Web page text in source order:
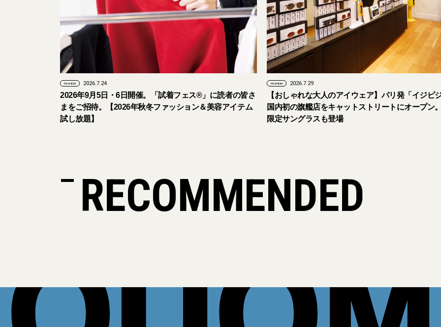
FASHION 2026.7.24
2026年9月5日・6日開催。「試着フェス®︎」に読者の皆さ
まをご招待。【2026年秋冬ファッション＆美容アイテム
試し放題】
FASHION 2026.7.29
【おしゃれな大人のアイウェア】パリ発「イジピ
国内初の旗艦店をキャットストリートにオープン
限定サングラスも登場
RECOMMENDED